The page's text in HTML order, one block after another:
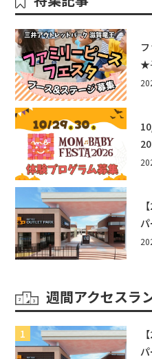
★
週間アクセスラ